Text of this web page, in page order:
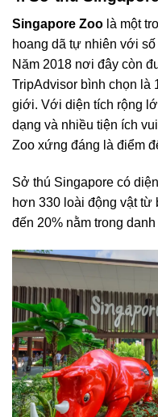
Singapore Zoo là một
hoang dã tự nhiên với
Năm 2018 nơi đây còn
TripAdvisor bình chọn là
giới. Với diện tích rộng
dạng và nhiều tiện ích
Zoo xứng đáng là điểm
Sở thú Singapore có
hơn 330 loài động vật từ
đến 20% nằm trong